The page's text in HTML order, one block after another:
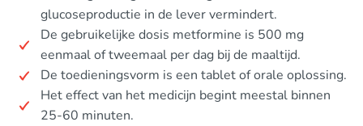
glucoseproductie in de lever vermindert.
De gebruikelijke dosis metformine is 500 mg
eenmaal of tweemaal per dag bij de maaltijd.
De toedieningsvorm is een tablet of orale oplossing.
Het effect van het medicijn begint meestal binnen
25-60 minuten.